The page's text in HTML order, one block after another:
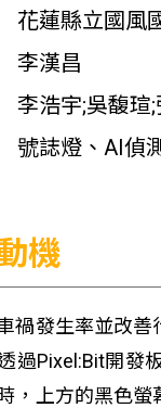
花蓮縣立國風
李漢昌
李浩宇;吳馥瑄
號誌燈、AI偵
機
發生率並改善行
過Pixel:Bit開發
，上方的黑色